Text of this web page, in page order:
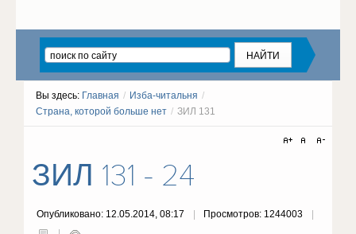
Вы здесь: Главная / Изба-читальня /
Страна, которой больше нет / ЗИЛ 131
ЗИЛ 131 - 24
Опубликовано: 12.05.2014, 08:17 Просмотров: 1244003